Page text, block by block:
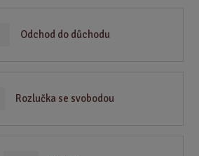
Odchod do důchodu
Rozlučka se svobodou